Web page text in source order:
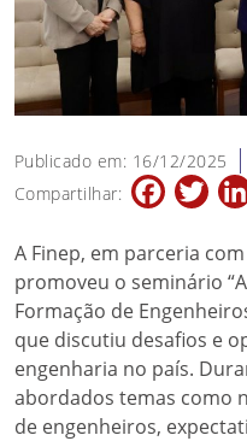
Publicado em: 16/12/2025
Compartilhar:
Facebook
A Finep, em parceria
promoveu o seminário
Formação de
que discutiu desafios e
engenharia no país.
abordados temas como
de engenheiros,